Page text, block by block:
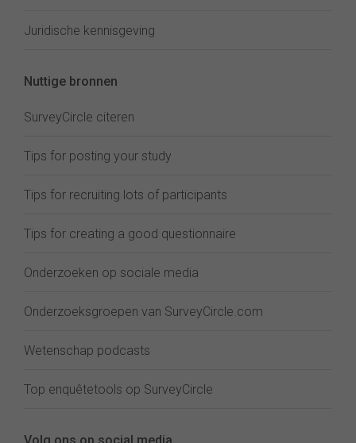
Juridische kennisgeving
Nuttige bronnen
SurveyCircle citeren
Tips for posting your study
Tips for recruiting lots of participants
Tips for creating a good questionnaire
Onderzoeken op sociale media
Onderzoeksgroepen van SurveyCircle.com
Wetenschap podcasts
Top enquêtetools op SurveyCircle